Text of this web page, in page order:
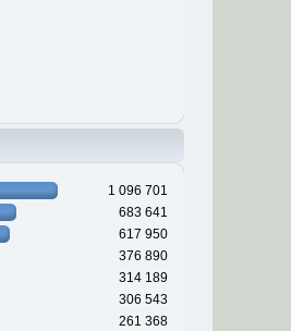
1 096 701
683 641
617 950
376 890
314 189
306 543
261 368